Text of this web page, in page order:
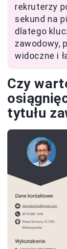
rekruterzy
sekund na
dlatego
zawodowy,
widoczne i
Czy
tytułu